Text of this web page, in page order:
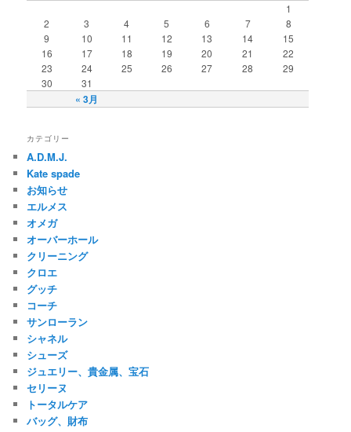
« 3月
1
2
3 4 5 6 7
8
9
10 11 12 13 14
15
16
17 18 19 20 21
22
23
24 25 26 27 28
29
30
31
カテゴリー
A.D.M.J.
Kate spade
お知らせ
エルメス
オメガ
オーバーホール
クリーニング
クロエ
グッチ
コーチ
サンローラン
シャネル
シューズ
ジュエリー、貴金属、宝石
セリーヌ
トータルケア
バッグ、財布